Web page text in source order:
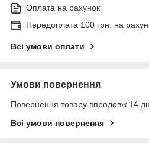
Оплата на рахунок
Передоплата 100 грн. на
Всі умови оплати
Умови повернення
Повернення товару впродовж 14
Всі умови повернення